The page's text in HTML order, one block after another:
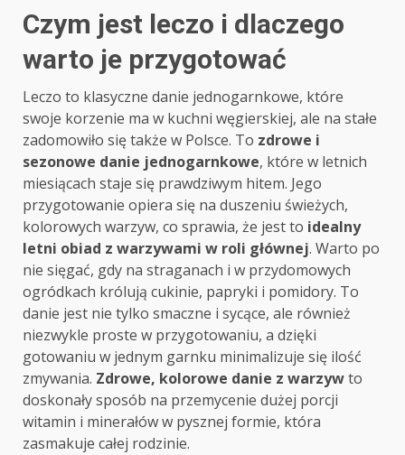
Czym jest leczo i dlaczego
warto je przygotować
Leczo to klasyczne danie jednogarnkowe, które
swoje korzenie ma w kuchni węgierskiej, ale na stałe
zadomowiło się także w Polsce. To zdrowe i
sezonowe danie jednogarnkowe, które w letnich
miesiącach staje się prawdziwym hitem. Jego
przygotowanie opiera się na duszeniu świeżych,
kolorowych warzyw, co sprawia, że jest to idealny
letni obiad z warzywami w roli głównej. Warto po
nie sięgać, gdy na straganach i w przydomowych
ogródkach królują cukinie, papryki i pomidory. To
danie jest nie tylko smaczne i sycące, ale również
niezwykle proste w przygotowaniu, a dzięki
gotowaniu w jednym garnku minimalizuje się ilość
zmywania. Zdrowe, kolorowe danie z warzywto
doskonały sposób na przemycenie dużej porcji
witamin i minerałów w pysznej formie, która
zasmakuje całej rodzinie.